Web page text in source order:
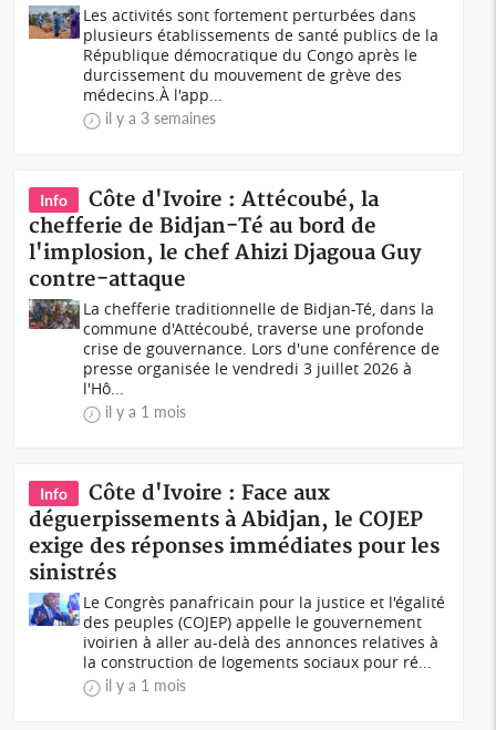
Les activités sont fortement perturbées dans
plusieurs établissements de santé publics de la
République démocratique du Congo après le
durcissement du mouvement de grève des
médecins.À l'app...
il y a 3 semaines
Info
Côte d'Ivoire : Attécoubé, la
chefferie de Bidjan-Té au bord de
l'implosion, le chef Ahizi Djagoua Guy
contre-attaque
La chefferie traditionnelle de Bidjan-Té, dans la
commune d'Attécoubé, traverse une profonde
crise de gouvernance. Lors d'une conférence de
presse organisée le vendredi 3 juillet 2026 à
l'Hô...
il y a 1 mois
Info
Côte d'Ivoire : Face aux
déguerpissements à Abidjan, le COJEP
exige des réponses immédiates pour les
sinistrés
Le Congrès panafricain pour la justice et l'égalité
des peuples (COJEP) appelle le gouvernement
ivoirien à aller au-delà des annonces relatives à
la construction de logements sociaux pour ré...
il y a 1 mois